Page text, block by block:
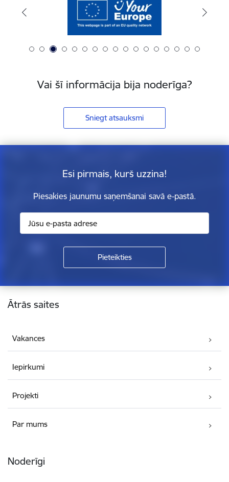
Vai šī informācija bija noderīga?
Sniegt atsauksmi
Esi pirmais, kurš uzzina!
Piesakies jaunumu saņemšanai savā e-pastā.
Kājene
Ātrās saites
Vakances
Iepirkumi
Projekti
Par mums
Noderīgi